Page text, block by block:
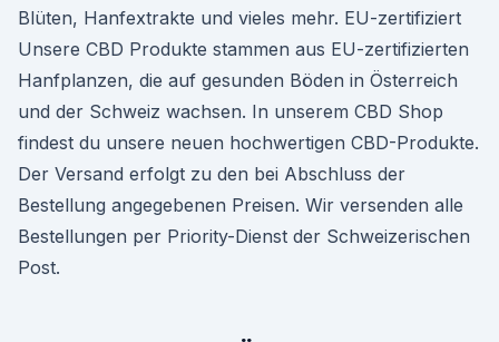
Blüten, Hanfextrakte und vieles mehr. EU-zertifiziert
Unsere CBD Produkte stammen aus EU-zertifizierten
Hanfplanzen, die auf gesunden Böden in Österreich
und der Schweiz wachsen. In unserem CBD Shop
findest du unsere neuen hochwertigen CBD-Produkte.
Der Versand erfolgt zu den bei Abschluss der
Bestellung angegebenen Preisen. Wir versenden alle
Bestellungen per Priority-Dienst der Schweizerischen
Post.